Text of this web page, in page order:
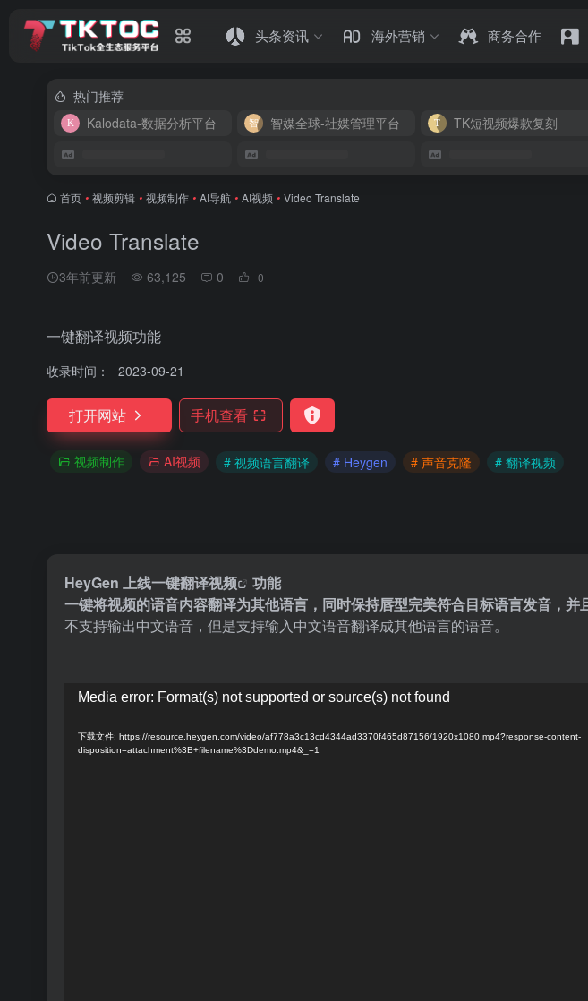
头条资讯 海外营销 商务合作
热门推荐
Kalodata-数据分析平台
智媒全球-社媒管理平台 TK短视频爆款复刻
首页 • 视频剪辑 • 视频制作 • AI导航 • AI视频 • Video Translate
Video Translate
3年前更新 63,125 0 0
一键翻译视频功能
收录时间： 2023-09-21
打开网站 手机查看
视频制作 AI视频 # 视频语言翻译 # Heygen # 声音克隆 # 翻译视频
HeyGen 上线一键翻译视频
功能
一键将视频的语音内容翻译为其他语言，同时保持唇型完美符合目标语言发音，并
不支持输出中文语音，但是支持输入中文语音翻译成其他语言的语音。
Media error: Format(s) not supported or source(s) not found
下载文件: https://resource.heygen.com/video/af778a3c13cd4344ad3370f465d87156/1920x1080.mp4?response-content-
disposition=attachment%3B+filename%3Ddemo.mp4&_=1